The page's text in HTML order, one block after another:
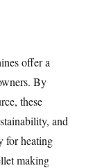
offer a
By
these
and
for heating
making